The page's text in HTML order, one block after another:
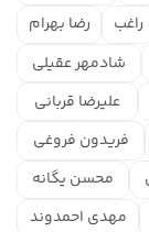
راغب
رضا بهرام
شادمهر عقیلی
علیرضا قربانی
فریدون فروغی
محسن یگانه
مهدی احمدوند